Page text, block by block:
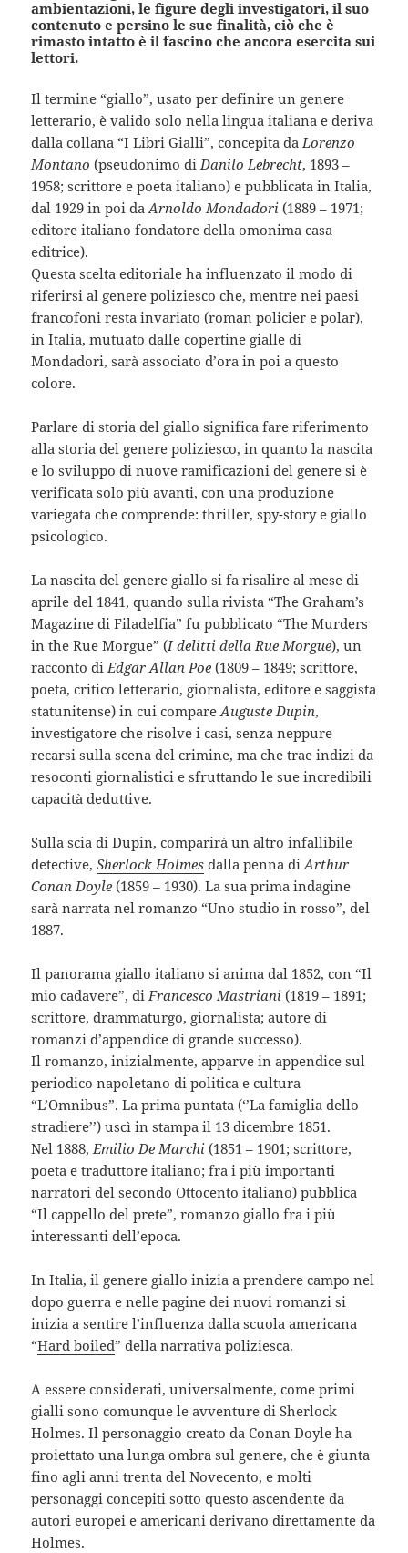
ambientazioni, le figure degli investigatori, il suo
contenuto e persino le sue finalità, ciò che è
rimasto intatto è il fascino che ancora esercita sui
lettori.
Il termine “giallo”, usato per definire un genere
letterario, è valido solo nella lingua italiana e deriva
dalla collana “I Libri Gialli”, concepita da Lorenzo
Montano (pseudonimo di Danilo Lebrecht, 1893 –
1958; scrittore e poeta italiano) e pubblicata in Italia,
dal 1929 in poi daArnoldo Mondadori (1889 – 1971;
editore italiano fondatore della omonima casa
editrice).
Questa scelta editoriale ha influenzato il modo di
riferirsi al genere poliziesco che, mentre nei paesi
francofoni resta invariato (roman policier e polar),
in Italia, mutuato dalle copertine gialle di
Mondadori, sarà associato d’ora in poi a questo
colore.
Parlare di storia del giallo significa fare riferimento
alla storia del genere poliziesco, in quanto la nascita
e lo sviluppo di nuove ramificazioni del genere si è
verificata solo più avanti, con una produzione
variegata che comprende: thriller, spy-story e giallo
psicologico.
La nascita del genere giallo si fa risalire al mese di
aprile del 1841, quando sulla rivista “The Graham’s
Magazine di Filadelfia” fu pubblicato “The Murders
in the Rue Morgue” (I delitti della Rue Morgue), un
racconto di Edgar Allan Poe (1809 – 1849; scrittore,
poeta, critico letterario, giornalista, editore e saggista
statunitense) in cui compareAuguste Dupin,
investigatore che risolve i casi, senza neppure
recarsi sulla scena del crimine, ma che trae indizi da
resoconti giornalistici e sfruttando le sue incredibili
capacità deduttive.
Sulla scia di Dupin, comparirà un altro infallibile
detective,Sherlock Holmes dalla penna diArthur
Conan Doyle (1859 – 1930). La sua prima indagine
sarà narrata nel romanzo “Uno studio in rosso”, del
1887.
Il panorama giallo italiano si anima dal 1852, con “Il
mio cadavere”, di Francesco Mastriani (1819 – 1891;
scrittore, drammaturgo, giornalista; autore di
romanzi d’appendice di grande successo).
Il romanzo, inizialmente, apparve in appendice sul
periodico napoletano di politica e cultura
“L’Omnibus”. La prima puntata (‘’La famiglia dello
stradiere’’) uscì in stampa il 13 dicembre 1851.
Nel 1888, Emilio De Marchi (1851 – 1901; scrittore,
poeta e traduttore italiano; fra i più importanti
narratori del secondo Ottocento italiano) pubblica
“Il cappello del prete”, romanzo giallo fra i più
interessanti dell’epoca.
In Italia, il genere giallo inizia a prendere campo nel
dopo guerra e nelle pagine dei nuovi romanzi si
inizia a sentire l’influenza dalla scuola americana
“Hard boiled” della narrativa poliziesca.
A essere considerati, universalmente, come primi
gialli sono comunque le avventure di Sherlock
Holmes. Il personaggio creato da Conan Doyle ha
proiettato una lunga ombra sul genere, che è giunta
fino agli anni trenta del Novecento, e molti
personaggi concepiti sotto questo ascendente da
autori europei e americani derivano direttamente da
Holmes.